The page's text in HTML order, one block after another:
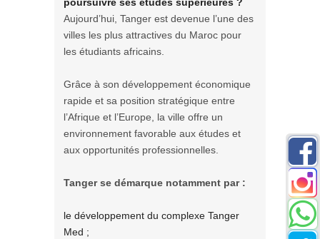
poursuivre ses études supérieures ?
Aujourd’hui, Tanger est devenue l’une des
villes les plus attractives du Maroc pour
les étudiants africains.
Grâce à son développement économique
rapide et sa position stratégique entre
l’Afrique et l’Europe, la ville offre un
environnement favorable aux études et
aux opportunités professionnelles.
Tanger se démarque notamment par :
le développement du complexe Tanger
Med ;